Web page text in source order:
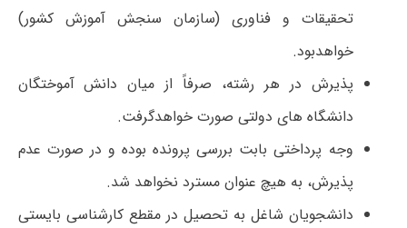
تحقیقات و فناوری (سازمان سنجش آموزش کشور)
خواهدبود.
پذیرش در هر رشته، صرفاً از میان دانش آموختگان
دانشگاه های دولتی صورت خواهدگرفت.
وجه پرداختی بابت بررسی پرونده بوده و در صورت عدم
پذیرش، به هیچ عنوان مسترد نخواهد شد.
دانشجویان شاغل به تحصیل در مقطع کارشناسی بایستی